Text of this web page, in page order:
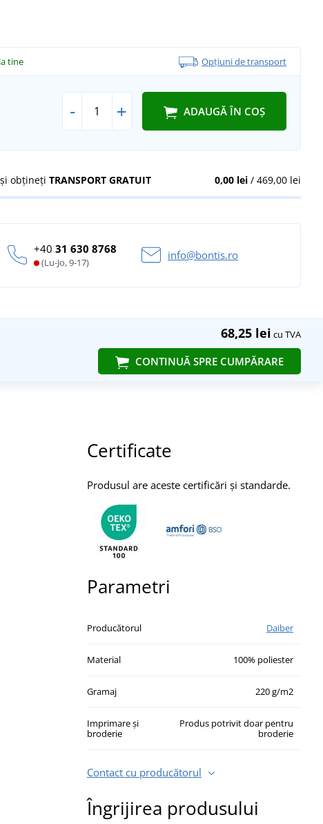
la tine Opțiuni de transport
- + ADAUGĂ ÎN COȘ
0,00 lei/ 469,00 lei
și obțineți TRANSPORT GRATUIT
+40 31 630 8768
(Lu-Jo, 9-17)
info@bontis.ro
68,25 lei cu TVA
CONTINUĂ SPRE CUMPĂRARE
Certificate
Produsul are aceste certificări și standarde.
Parametri
Producătorul Daiber
Material 100% poliester
Gramaj 220 g/m2
Imprimare și
broderie
Produs potrivit doar pentru
broderie
Contact cu producătorul
Îngrijirea produsului